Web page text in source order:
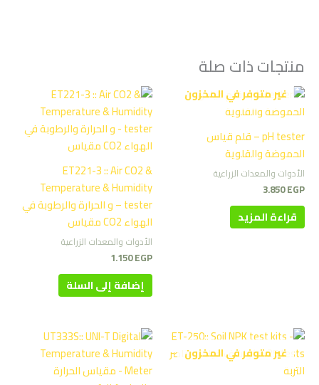
منتجات ذات صلة
غير متوفر في المخزون
pH tester – قلم قياس
الحموضة والقلوية
الأدوات والمعدات الزراعية
3.850EGP
قراءة المزيد
ET221-3 :: Air CO2 &
Temperature & Humidity
tester – و الحرارة والرطوبة في
الهواء CO2 مقياس
الأدوات والمعدات الزراعية
1.150EGP
إضافة إلى السلة
غير متوفر في المخزون